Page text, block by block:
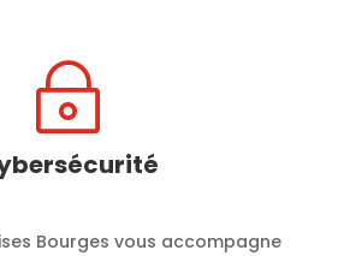
~
Bourges vous accompagne